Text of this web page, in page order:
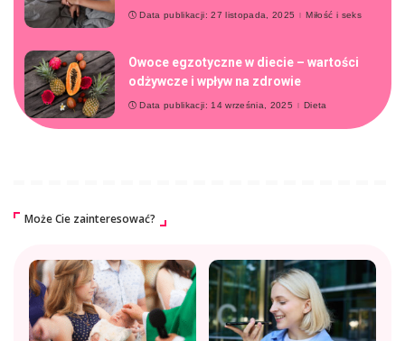
Data publikacji: 27 listopada, 2025 Miłość i seks
Owoce egzotyczne w diecie – wartości
odżywcze i wpływ na zdrowie
Data publikacji: 14 września, 2025 Dieta
Może Cie zainteresować?